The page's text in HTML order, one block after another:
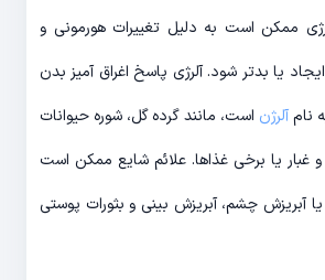
ممکن است به دلیل تغییرات هورمونی و
یا بدتر شود. آلرژی پاسخ اغراق آمیز بدن
نامآلرژن است، مانند گرده گل، شوره حیوانات
غبار یا برخی غذاها. علائم شایع ممکن است
چشم، آبریزش بینی و بثورات پوستی